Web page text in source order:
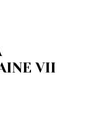
VII